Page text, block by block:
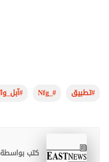
تطبيق# Nfg_# آبل_واتش#
كتب بواسطة